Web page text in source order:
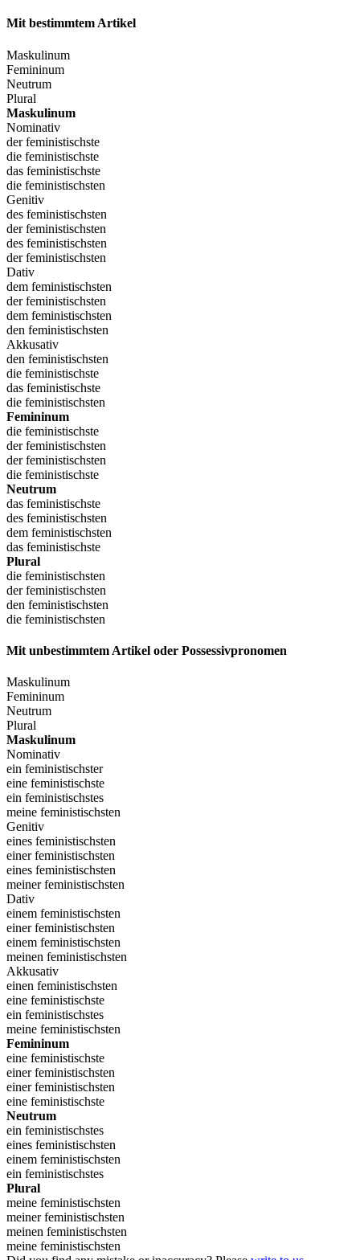
Mit bestimmtem Artikel
Maskulinum
Femininum
Neutrum
Plural
Maskulinum
Nominativ
der feministischste
die feministischste
das feministischste
die feministischsten
Genitiv
des feministischsten
der feministischsten
des feministischsten
der feministischsten
Dativ
dem feministischsten
der feministischsten
dem feministischsten
den feministischsten
Akkusativ
den feministischsten
die feministischste
das feministischste
die feministischsten
Femininum
die feministischste
der feministischsten
der feministischsten
die feministischste
Neutrum
das feministischste
des feministischsten
dem feministischsten
das feministischste
Plural
die feministischsten
der feministischsten
den feministischsten
die feministischsten
Mit unbestimmtem Artikel oder Possessivpronomen
Maskulinum
Femininum
Neutrum
Plural
Maskulinum
Nominativ
ein feministischster
eine feministischste
ein feministischstes
meine feministischsten
Genitiv
eines feministischsten
einer feministischsten
eines feministischsten
meiner feministischsten
Dativ
einem feministischsten
einer feministischsten
einem feministischsten
meinen feministischsten
Akkusativ
einen feministischsten
eine feministischste
ein feministischstes
meine feministischsten
Femininum
eine feministischste
einer feministischsten
einer feministischsten
eine feministischste
Neutrum
ein feministischstes
eines feministischsten
einem feministischsten
ein feministischstes
Plural
meine feministischsten
meiner feministischsten
meinen feministischsten
meine feministischsten